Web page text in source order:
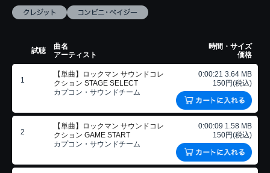
試聴
曲名
アーティスト
時間・サイズ
価格
1
【単曲】ロックマン サウンドコレ
クション STAGE SELECT
カプコン・サウンドチーム
0:00:21 3.64 MB
150円(税込)
2
【単曲】ロックマン サウンドコレ
クション GAME START
カプコン・サウンドチーム
0:00:09 1.58 MB
150円(税込)